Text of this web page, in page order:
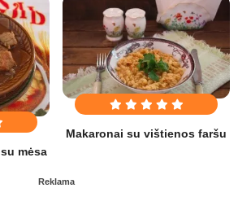
mėsa
Makaronai su vištienos faršu
Reklama